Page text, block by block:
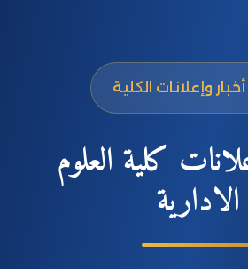
أخبار وإعلانات الكلية
كلية العلوم
الادارية